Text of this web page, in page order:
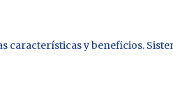
características y beneficios.